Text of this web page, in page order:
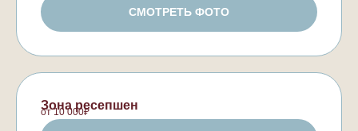
СМОТРЕТЬ ФОТО
Зона ресепшен
от 10 000₽